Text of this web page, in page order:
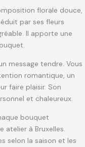
florale douce,
par ses fleurs
Il apporte une
message tendre. Vous
romantique, un
faire plaisir. Son
et chaleureux.
bouquet
atelier à Bruxelles.
selon la saison et les